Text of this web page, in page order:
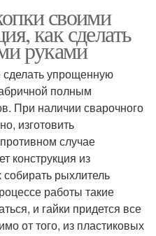
своими
как сделать
руками
упрощенную
полным
При наличии сварочного
изготовить
случае
конструкция из
рыхлитель
работы такие
и гайки придется все
от того, из пластиковых